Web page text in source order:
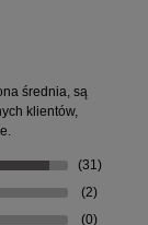
średnia, są
klientów,
(31)
(2)
(0)